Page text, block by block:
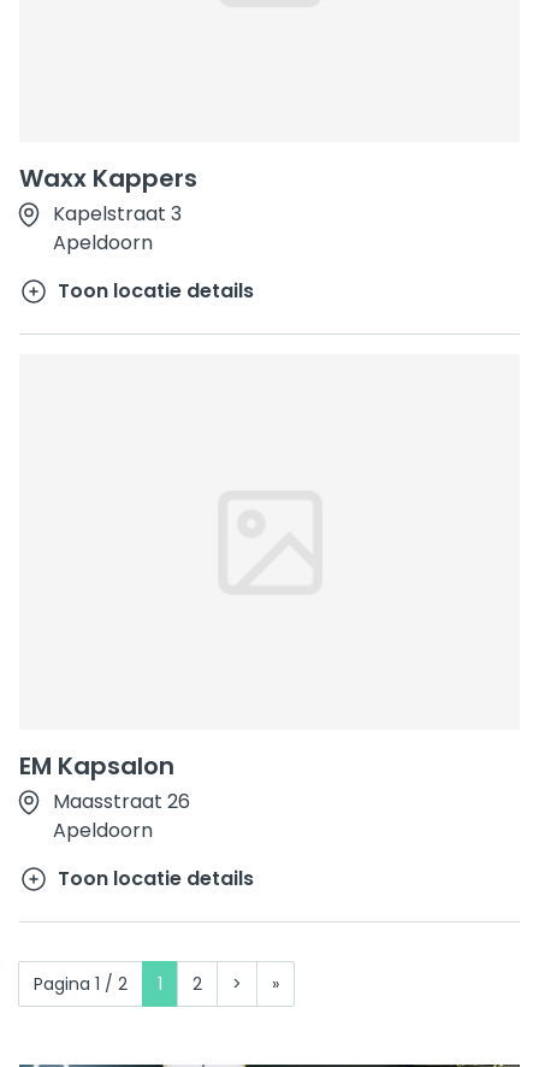
Waxx Kappers
Kapelstraat 3
Apeldoorn
Toon locatie details
EM Kapsalon
Maasstraat 26
Apeldoorn
Toon locatie details
Pagina 1 / 2 1 2 > »